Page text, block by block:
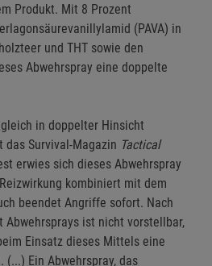
Produkt. Mit 8 Prozent
(PAVA) in
und THT sowie den
Abwehrspray eine doppelte
in doppelter Hinsicht
Survival-Magazin Tactical
erwies sich dieses Abwehrspray
kombiniert mit dem
beendet Angriffe sofort. Nach
Abwehrsprays ist nicht vorstellbar,
Einsatz dieses Mittels eine
Ein Abwehrspray, das